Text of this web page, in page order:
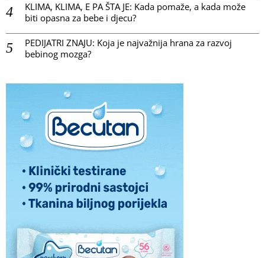
KLIMA, KLIMA, E PA ŠTA JE: Kada pomaže, a kada može
biti opasna za bebe i djecu?
PEDIJATRI ZNAJU: Koja je najvažnija hrana za razvoj
bebinog mozga?